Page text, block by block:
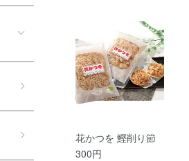
花かつを 鰹削り節
300円